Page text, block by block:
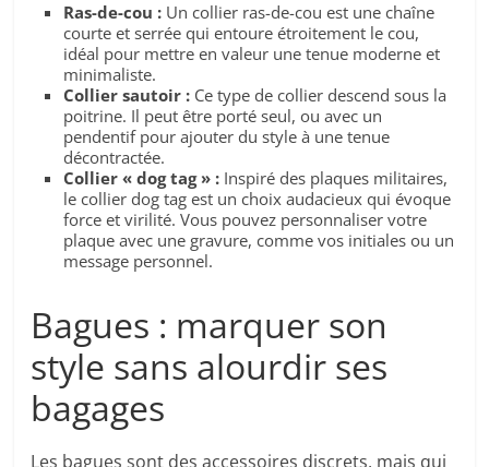
Ras-de-cou : Un collier ras-de-cou est une chaîne
courte et serrée qui entoure étroitement le cou,
idéal pour mettre en valeur une tenue moderne et
minimaliste.
Collier sautoir : Ce type de collier descend sous la
poitrine. Il peut être porté seul, ou avec un
pendentif pour ajouter du style à une tenue
décontractée.
Collier « dog tag » : Inspiré des plaques militaires,
le collier dog tag est un choix audacieux qui évoque
force et virilité. Vous pouvez personnaliser votre
plaque avec une gravure, comme vos initiales ou un
message personnel.
Bagues : marquer son
style sans alourdir ses
bagages
Les bagues sont des accessoires discrets, mais qui